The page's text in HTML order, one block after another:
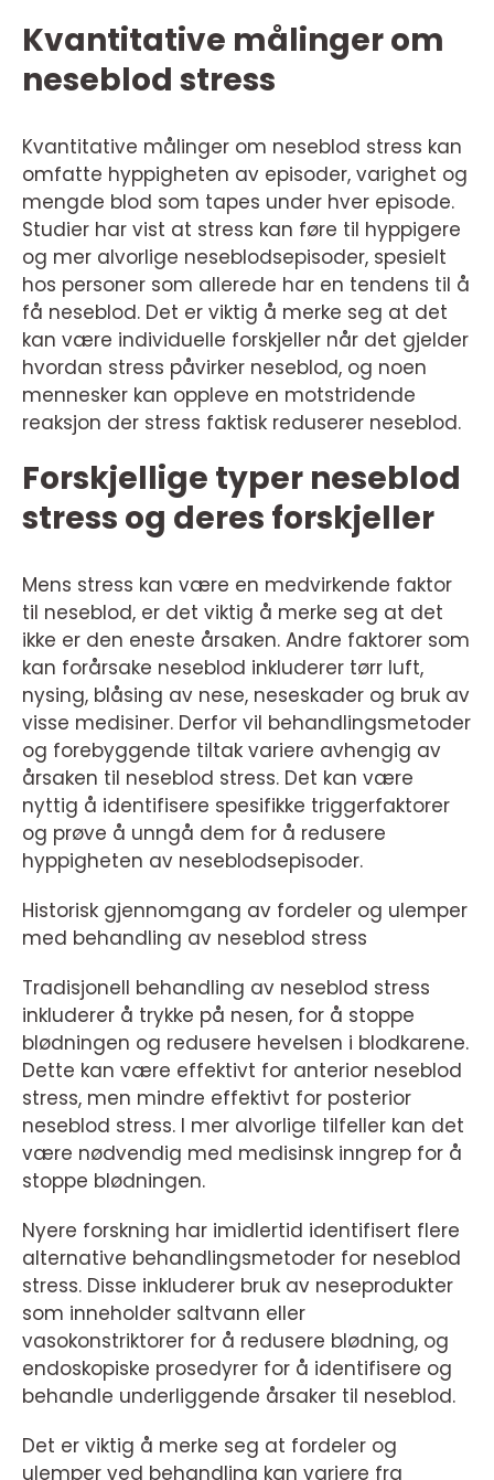
Kvantitative målinger om
neseblod stress
Kvantitative målinger om neseblod stress kan
omfatte hyppigheten av episoder, varighet og
mengde blod som tapes under hver episode.
Studier har vist at stress kan føre til hyppigere
og mer alvorlige neseblodsepisoder, spesielt
hos personer som allerede har en tendens til å
få neseblod. Det er viktig å merke seg at det
kan være individuelle forskjeller når det gjelder
hvordan stress påvirker neseblod, og noen
mennesker kan oppleve en motstridende
reaksjon der stress faktisk reduserer neseblod.
Forskjellige typer neseblod
stress og deres forskjeller
Mens stress kan være en medvirkende faktor
til neseblod, er det viktig å merke seg at det
ikke er den eneste årsaken. Andre faktorer som
kan forårsake neseblod inkluderer tørr luft,
nysing, blåsing av nese, neseskader og bruk av
visse medisiner. Derfor vil behandlingsmetoder
og forebyggende tiltak variere avhengig av
årsaken til neseblod stress. Det kan være
nyttig å identifisere spesifikke triggerfaktorer
og prøve å unngå dem for å redusere
hyppigheten av neseblodsepisoder.
Historisk gjennomgang av fordeler og ulemper
med behandling av neseblod stress
Tradisjonell behandling av neseblod stress
inkluderer å trykke på nesen, for å stoppe
blødningen og redusere hevelsen i blodkarene.
Dette kan være effektivt for anterior neseblod
stress, men mindre effektivt for posterior
neseblod stress. I mer alvorlige tilfeller kan det
være nødvendig med medisinsk inngrep for å
stoppe blødningen.
Nyere forskning har imidlertid identifisert flere
alternative behandlingsmetoder for neseblod
stress. Disse inkluderer bruk av neseprodukter
som inneholder saltvann eller
vasokonstriktorer for å redusere blødning, og
endoskopiske prosedyrer for å identifisere og
behandle underliggende årsaker til neseblod.
Det er viktig å merke seg at fordeler og
ulemper ved behandling kan variere fra